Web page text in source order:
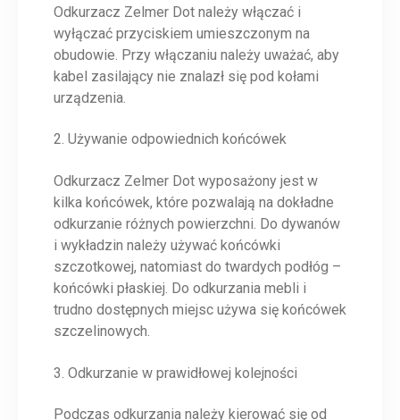
Odkurzacz Zelmer Dot należy włączać i
wyłączać przyciskiem umieszczonym na
obudowie. Przy włączaniu należy uważać, aby
kabel zasilający nie znalazł się pod kołami
urządzenia.
2. Używanie odpowiednich końcówek
Odkurzacz Zelmer Dot wyposażony jest w
kilka końcówek, które pozwalają na dokładne
odkurzanie różnych powierzchni. Do dywanów
i wykładzin należy używać końcówki
szczotkowej, natomiast do twardych podłóg –
końcówki płaskiej. Do odkurzania mebli i
trudno dostępnych miejsc używa się końcówek
szczelinowych.
3. Odkurzanie w prawidłowej kolejności
Podczas odkurzania należy kierować się od